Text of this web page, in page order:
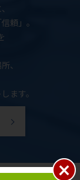
頼」。
、
ます。